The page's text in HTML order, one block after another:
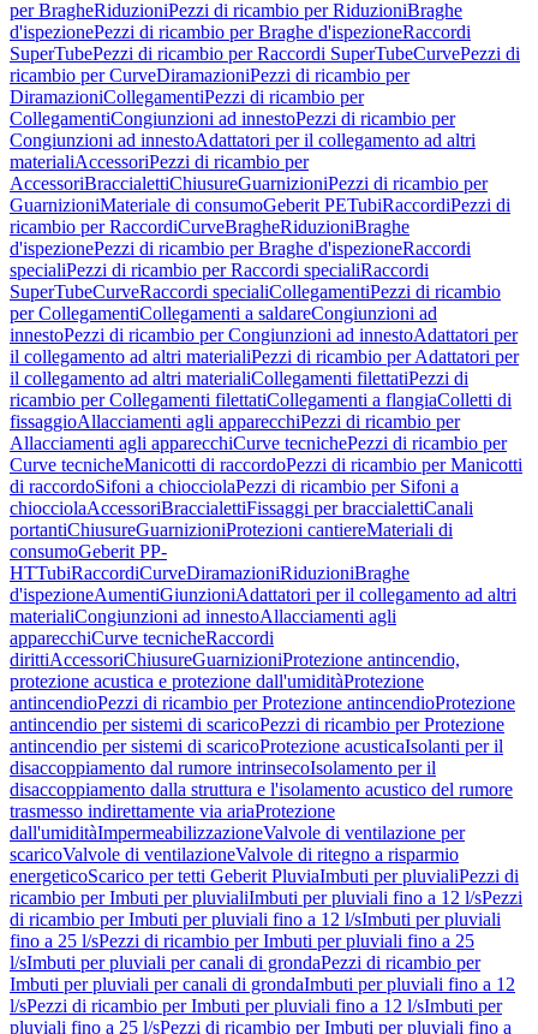
per BragheRiduzioniPezzi di ricambio per RiduzioniBraghe
d'ispezionePezzi di ricambio per Braghe d'ispezioneRaccordi
SuperTubePezzi di ricambio per Raccordi SuperTubeCurvePezzi di
ricambio per CurveDiramazioniPezzi di ricambio per
DiramazioniCollegamentiPezzi di ricambio per
CollegamentiCongiunzioni ad innestoPezzi di ricambio per
Congiunzioni ad innestoAdattatori per il collegamento ad altri
materialiAccessoriPezzi di ricambio per
AccessoriBraccialettiChiusureGuarnizioniPezzi di ricambio per
GuarnizioniMateriale di consumoGeberit PETubiRaccordiPezzi di
ricambio per RaccordiCurveBragheRiduzioniBraghe
d'ispezionePezzi di ricambio per Braghe d'ispezioneRaccordi
specialiPezzi di ricambio per Raccordi specialiRaccordi
SuperTubeCurveRaccordi specialiCollegamentiPezzi di ricambio
per CollegamentiCollegamenti a saldareCongiunzioni ad
innestoPezzi di ricambio per Congiunzioni ad innestoAdattatori per
il collegamento ad altri materialiPezzi di ricambio per Adattatori per
il collegamento ad altri materialiCollegamenti filettatiPezzi di
ricambio per Collegamenti filettatiCollegamenti a flangiaColletti di
fissaggioAllacciamenti agli apparecchiPezzi di ricambio per
Allacciamenti agli apparecchiCurve tecnichePezzi di ricambio per
Curve tecnicheManicotti di raccordoPezzi di ricambio per Manicotti
di raccordoSifoni a chiocciolaPezzi di ricambio per Sifoni a
chiocciolaAccessoriBraccialettiFissaggi per braccialettiCanali
portantiChiusureGuarnizioniProtezioni cantiereMateriali di
consumoGeberit PP-
HTTubiRaccordiCurveDiramazioniRiduzioniBraghe
d'ispezioneAumentiGiunzioniAdattatori per il collegamento ad altri
materialiCongiunzioni ad innestoAllacciamenti agli
apparecchiCurve tecnicheRaccordi
dirittiAccessoriChiusureGuarnizioniProtezione antincendio,
protezione acustica e protezione dall'umiditàProtezione
antincendioPezzi di ricambio per Protezione antincendioProtezione
antincendio per sistemi di scaricoPezzi di ricambio per Protezione
antincendio per sistemi di scaricoProtezione acusticaIsolanti per il
disaccoppiamento dal rumore intrinsecoIsolamento per il
disaccoppiamento dalla struttura e l'isolamento acustico del rumore
trasmesso indirettamente via ariaProtezione
dall'umiditàImpermeabilizzazioneValvole di ventilazione per
scaricoValvole di ventilazioneValvole di ritegno a risparmio
energeticoScarico per tetti Geberit PluviaImbuti per pluvialiPezzi di
ricambio per Imbuti per pluvialiImbuti per pluviali fino a 12 l/sPezzi
di ricambio per Imbuti per pluviali fino a 12 l/sImbuti per pluviali
fino a 25 l/sPezzi di ricambio per Imbuti per pluviali fino a 25
l/sImbuti per pluviali per canali di grondaPezzi di ricambio per
Imbuti per pluviali per canali di grondaImbuti per pluviali fino a 12
l/sPezzi di ricambio per Imbuti per pluviali fino a 12 l/sImbuti per
pluviali fino a 25 l/sPezzi di ricambio per Imbuti per pluviali fino a